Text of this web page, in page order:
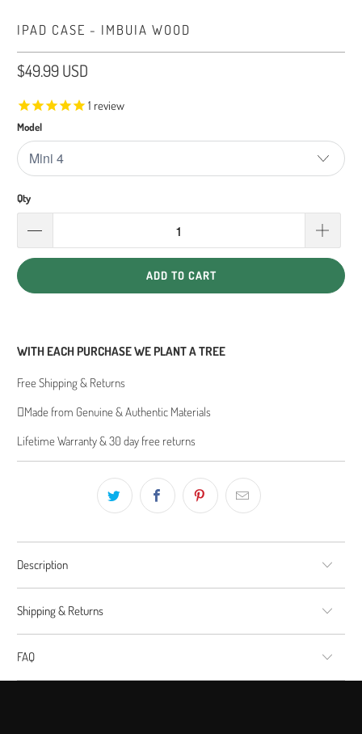
IPAD CASE - IMBUIA WOOD
$49.99 USD
1 review
Model
Qty
ADD TO CART
WITH EACH PURCHASE WE PLANT A TREE
Free Shipping & Returns
Made from Genuine & Authentic Materials
Lifetime Warranty & 30 day free returns
Description
Shipping & Returns
FAQ